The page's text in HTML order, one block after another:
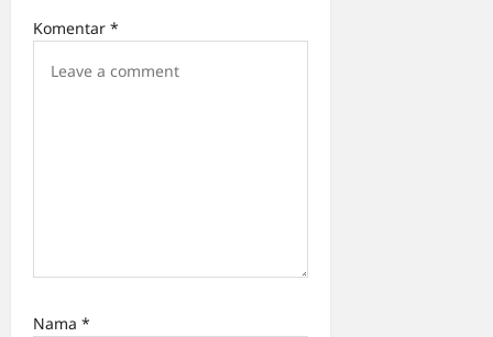
n
Komentar *
Nama *